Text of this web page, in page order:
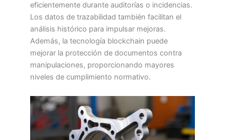
eficientemente durante auditorías o incidencias.
Los datos de trazabilidad también facilitan el
análisis histórico para impulsar mejoras.
Además, la tecnología blockchain puede
mejorar la protección de documentos contra
manipulaciones, proporcionando mayores
niveles de cumplimiento normativo.